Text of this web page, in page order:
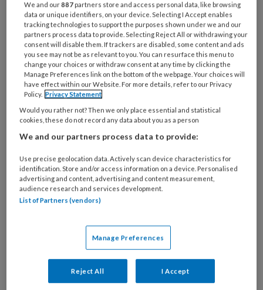
je
e-
mailadres?
* *
Kies
je
wachtwoord* *
Kies
je
functie
Bij
welke
werk
je?
Untitled
Ontvang 2x per week de
KinderopvangTotaal nieuwsbrief
Management Kinderopvang
Weekoverzicht
Ja, ik geef toestemming voor e-mails
We and our887 partners store and access personal data, like browsing
data or unique identifiers, on your device. Selecting I Accept enables
tracking technologies to support the purposes shown under we and our
partners process data to provide. Selecting Reject All or withdrawing your
consent will disable them. If trackers are disabled, some content and ads
you see may not be as relevant to you. You can resurface this menu to
change your choices or withdraw consent at any time by clicking the
Manage Preferences link on the bottom of the webpage. Your choices will
have effect within our Website. For more details, refer to our Privacy
Policy. Privacy Statement
Would you rather not? Then we only place essential and statistical
cookies, these do not record any data about you as a person
We and our partners process data to provide:
Use precise geolocation data. Actively scan device characteristics for
identification. Store and/or access information on a device. Personalised
advertising and content, advertising and content measurement,
audience research and services development.
List of Partners (vendors)
Manage Preferences
Reject All I Accept